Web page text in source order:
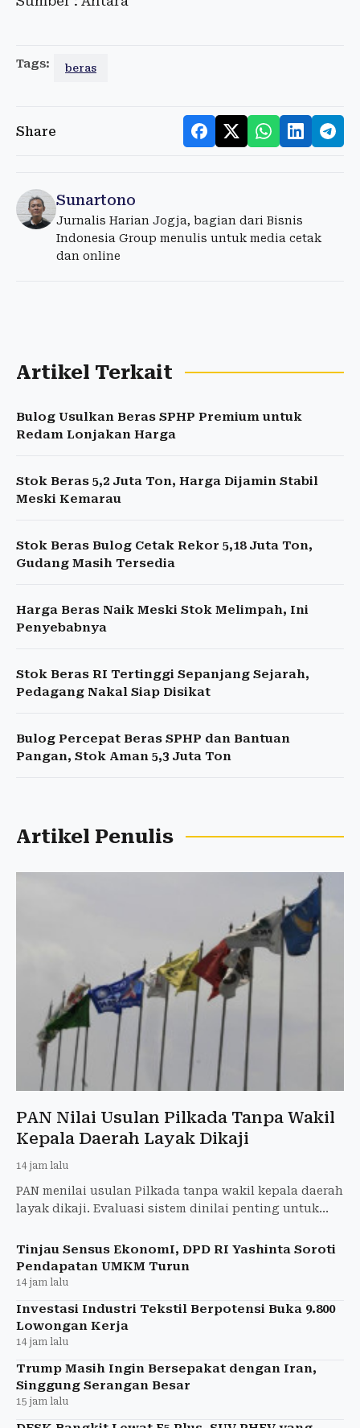
Tags: beras
Share
Sunartono
Jurnalis Harian Jogja, bagian dari Bisnis
Indonesia Group menulis untuk media cetak
dan online
Artikel Terkait
Bulog Usulkan Beras SPHP Premium untuk
Redam Lonjakan Harga
Stok Beras 5,2 Juta Ton, Harga Dijamin Stabil
Meski Kemarau
Stok Beras Bulog Cetak Rekor 5,18 Juta Ton,
Gudang Masih Tersedia
Harga Beras Naik Meski Stok Melimpah, Ini
Penyebabnya
Stok Beras RI Tertinggi Sepanjang Sejarah,
Pedagang Nakal Siap Disikat
Bulog Percepat Beras SPHP dan Bantuan
Pangan, Stok Aman 5,3 Juta Ton
Artikel Penulis
PAN Nilai Usulan Pilkada Tanpa Wakil
Kepala Daerah Layak Dikaji
14 jam lalu
PAN menilai usulan Pilkada tanpa wakil kepala daerah
layak dikaji. Evaluasi sistem dinilai penting untuk
Tinjau Sensus EkonomI, DPD RI Yashinta Soroti
Pendapatan UMKM Turun
14 jam lalu
Investasi Industri Tekstil Berpotensi Buka 9.800
Lowongan Kerja
14 jam lalu
Trump Masih Ingin Bersepakat dengan Iran,
Singgung Serangan Besar
15 jam lalu